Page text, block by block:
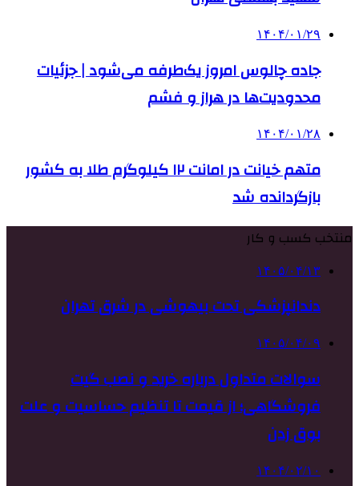
۱۴۰۴/۰۱/۲۹
جاده چالوس امروز یک‌طرفه می‌شود | جزئیات
محدودیت‌ها در هراز و فشم
۱۴۰۴/۰۱/۲۸
متهم خیانت در امانت ۱۲ کیلوگرم طلا به کشور
بازگردانده شد
منتخب کسب و کار
۱۴۰۵/۰۴/۱۳
دندانپزشکی تحت بیهوشی در شرق تهران
۱۴۰۵/۰۴/۰۹
سوالات متداول درباره خرید و نصب گیت
فروشگاهی؛ از قیمت تا تنظیم حساسیت و علت
بوق زدن
۱۴۰۴/۰۲/۱۰